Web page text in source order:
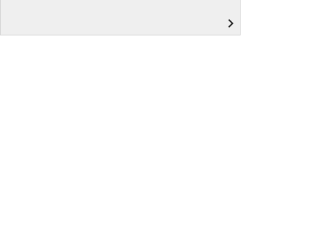
navigate_next